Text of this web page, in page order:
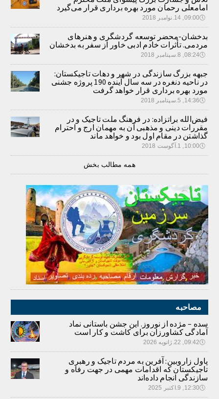
امامعلی رحمان مورد بهره برداری قرار می‌گیرد
🕔09:00, 14.نوامبر 2018
بدخشان-محضر توسعه گردشگری و هنرهای
مردمی. تأثرات خادم ادبی خاور از سفر به بدخشان
🕔08:24, 8.سپتامبر 2018
جبهه بزرگ سازندگی در شهر و دهات تاجیکستان:
در ناحیه دنغره در سه سال آینده 190 پروژه جشنی
مورد بهره برداری قرار خواهد گرفت
🕔14:36, 5.سپتامبر 2018
فیض‌الله براتزاده: در فرهنگ ملت تاجیک و در
مقررات دینی و مذهبی آن به مهمان ارج و احترام
گذاشتن در مقام اول بود و خواهد ماند
🕔10:00, 1.آگوست 2018
همه مطالب بخش
مصاحبه
سده – مژده از نوروز. این جشن باستانی نماد
آمادگی کشاورزان برای کاشت و کار است
🕔09:42, 22.ژانویه 2026
پاول زاروبین: آفرین به مردم تاجیک و رهبری
تاجیکستان که اقدامات مهمی در جهت رفاه و
سازندگی انجام داده‌اند
🕔12:30, 9.اکتبر 2025